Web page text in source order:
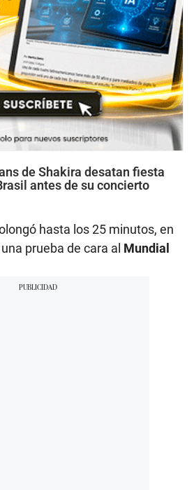
de Shakira desatan fiesta
antes de su concierto
hasta los 25 minutos, en
prueba de cara al Mundial